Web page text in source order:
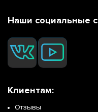
Наши социальные
Клиентам:
Отзывы